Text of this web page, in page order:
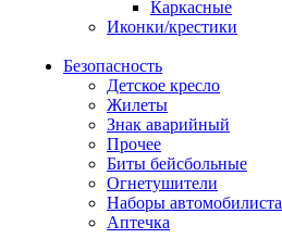
Каркасные
Иконки/крестики
Безопасность
Детское кресло
Жилеты
Знак аварийный
Прочее
Биты бейсбольные
Огнетушители
Наборы автомобилиста
Аптечка